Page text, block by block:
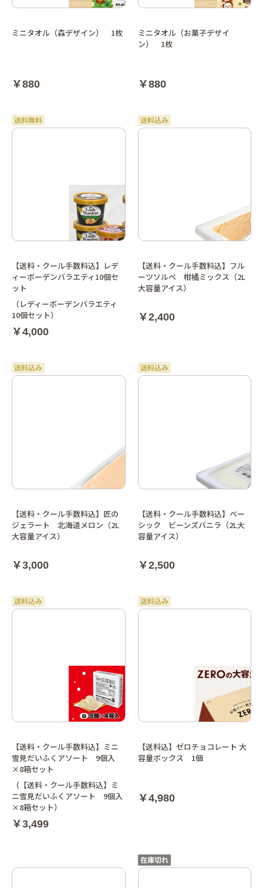
ミニタオル（森デザイン） 1枚
￥880
ミニタオル（お菓子デザイ
ン） 1枚
￥880
【送料・クール手数料込】レデ
ィーボーデンバラエティ10個セ
ット
（レディーボーデンバラエティ
10個セット）
￥4,000
【送料・クール手数料込】フル
ーツソルベ 柑橘ミックス（2L
大容量アイス）
￥2,400
【送料・クール手数料込】匠の
ジェラート 北海道メロン（2L
大容量アイス）
￥3,000
【送料・クール手数料込】ベー
シック ビーンズバニラ（2L大
容量アイス）
￥2,500
【送料・クール手数料込】ミニ
雪見だいふくアソート 9個入
×8箱セット
（【送料・クール手数料込】ミ
ニ雪見だいふくアソート 9個入
×8箱セット）
￥3,499
【送料込】ゼロチョコレート 大
容量ボックス 1個
￥4,980